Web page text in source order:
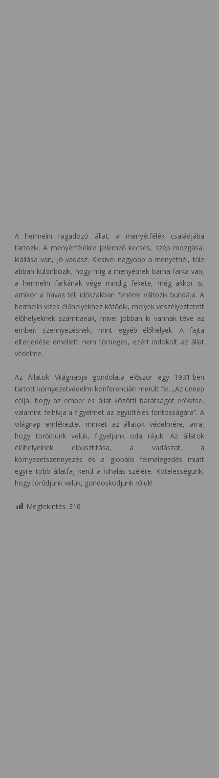
A hermelin ragadozó állat, a menyétfélék családjába
tartozik. A menyérfélékre jellemző kecses, szép mozgása,
kiállása van, jó vadász. Kicsivel nagyobb a menyétnél, tőle
abban különbözik, hogy míg a menyétnek barna farka van,
a hermelin farkának vége mindig fekete, még akkor is,
amikor a havas téli időszakban fehérre változik bundája. A
hermelin vizes élőhelyekhez kötődik, melyek veszélyeztetett
élőhelyeknek számítanak, mivel jobban ki vannak téve az
emberi szennyezésnek, mint egyéb élőhelyek. A fajta
elterjedése emellett nem tömeges, ezért indokolt az állat
védelme.
Az Állatok Világnapja gondolata először egy 1931-ben
tartott környezetvédelmi konferencián merült fel. „Az ünnep
célja, hogy az ember és állat közötti barátságot erősítse,
valamint felhívja a figyelmet az együttélés fontosságára”. A
világnap emlékeztet minket az állatok védelmére, arra,
hogy törődjünk velük, figyeljünk oda rájuk. Az állatok
élőhelyeinek elpusztítása, a vadászat, a
környezetszennyezés és a globális felmelegedés miatt
egyre több állatfaj kerül a kihalás szélére. Kötelességünk,
hogy törődjünk velük, gondoskodjunk róluk!
Megtekintés: 316